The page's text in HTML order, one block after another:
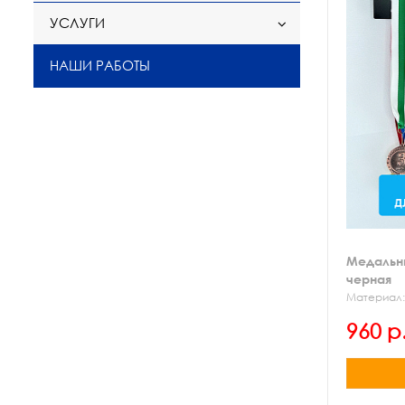
УСЛУГИ
НАШИ РАБОТЫ
черная
дюбель -
960